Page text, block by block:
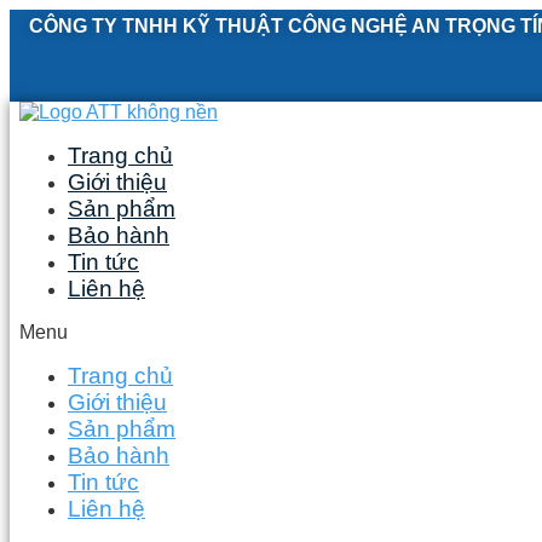
Skip
CÔNG TY TNHH KỸ THUẬT CÔNG NGHỆ AN TRỌNG
Trang chủ
Giới thiệu
Sản phẩm
Bảo hành
Tin tức
Liên hệ
Menu
Trang chủ
Giới thiệu
Sản phẩm
Bảo hành
Tin tức
Liên hệ